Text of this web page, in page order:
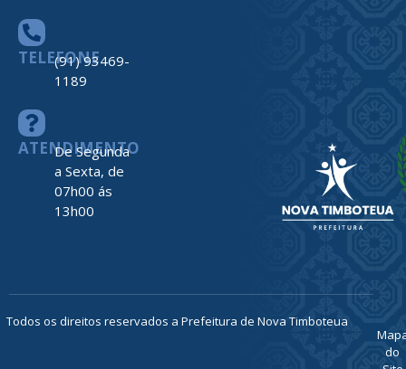
TELEFONE
(91) 93469-
1189
ATENDIMENTO
De Segunda
a Sexta, de
07h00 ás
13h00
Todos os direitos reservados a Prefeitura de Nova Timboteua
do